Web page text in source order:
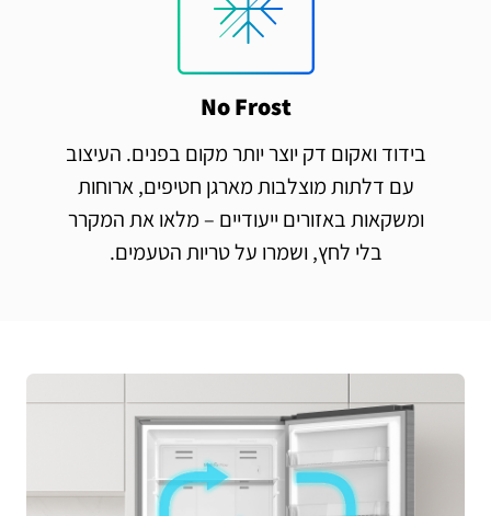
No Frost
בידוד ואקום דק יוצר יותר מקום בפנים. העיצוב
עם דלתות מוצלבות מארגן חטיפים, ארוחות
ומשקאות באזורים ייעודיים – מלאו את המקרר
בלי לחץ, ושמרו על טריות הטעמים.